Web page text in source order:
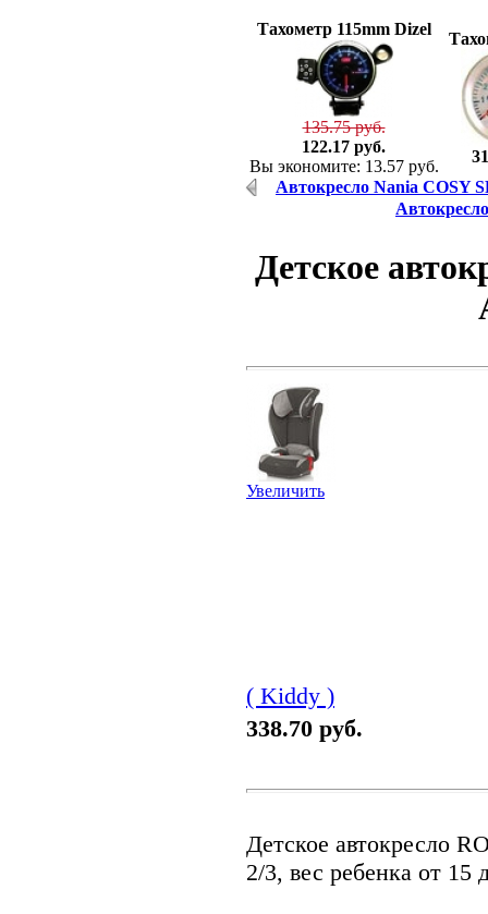
Тахометр 115mm Dizel
135.75 руб.
122.17 руб.
Вы экономите: 13.57 руб.
Автокресло Nania COSY
Детское
Увеличить
( Kiddy )
338.70 руб.
Детское автокресло
2/3, вес ребенка от 15